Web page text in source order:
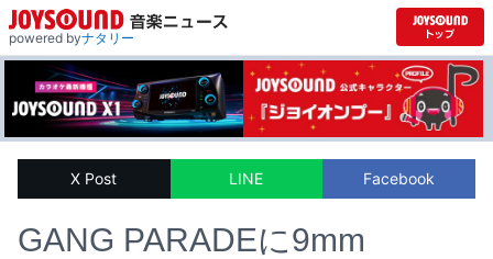
powered byナタリー
X Post LINE Facebook
GANG PARADEに9mm